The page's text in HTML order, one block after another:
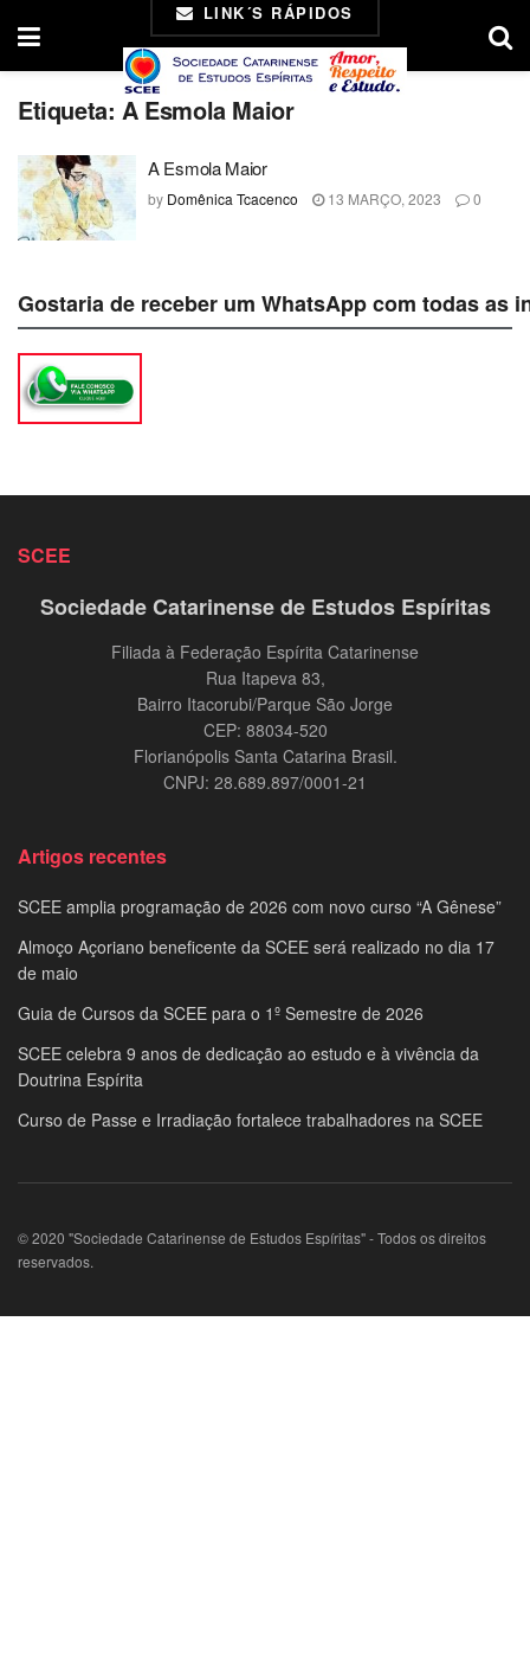
LINK´S RÁPIDOS
Etiqueta: A Esmola Maior
A Esmola Maior
by Domênica Tcacenco 13 MARÇO, 2023 0
Gostaria de receber um WhatsApp com todas
SCEE
Sociedade Catarinense de Estudos Espíritas
Filiada à Federação Espírita Catarinense
Rua Itapeva 83,
Bairro Itacorubi/Parque São Jorge
CEP: 88034-520
Florianópolis Santa Catarina Brasil.
CNPJ: 28.689.897/0001-21
Artigos recentes
SCEE amplia programação de 2026 com novo curso “A Gênese”
Almoço Açoriano beneficente da SCEE será realizado no dia 17
de maio
Guia de Cursos da SCEE para o 1º Semestre de 2026
SCEE celebra 9 anos de dedicação ao estudo e à vivência da
Doutrina Espírita
Curso de Passe e Irradiação fortalece trabalhadores na SCEE
© 2020 "Sociedade Catarinense de Estudos Espíritas" - Todos os direitos
reservados.